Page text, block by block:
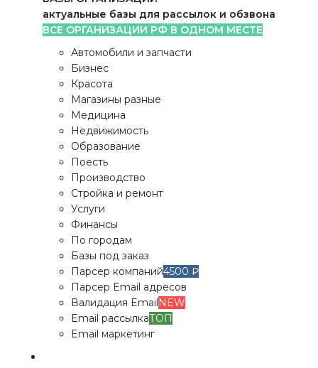
актуальные базы для рассылок и обзвона
ВСЕ ОРГАНИЗАЦИИ РФ В ОДНОМ МЕСТЕ
Автомобили и запчасти
Бизнес
Красота
Магазины разные
Медицина
Недвижимость
Образование
Поесть
Производство
Стройка и ремонт
Услуги
Финансы
По городам
Базы под заказ
Парсер компаний4500 ₽
Парсер Email адресов
Валидация EmailNEW
Email рассылкаТОП
Email маркетинг